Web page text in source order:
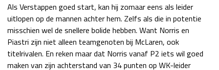
Als Verstappen goed start, kan hij zomaar eens als leider
uitlopen op de mannen achter hem. Zelfs als die in potentie
misschien wel de snellere bolide hebben. Want Norris en
Piastri zijn niet alleen teamgenoten bij McLaren, ook
titelrivalen. En reken maar dat Norris vanaf P2 iets wil goed
maken van zijn achterstand van 34 punten op WK-leider